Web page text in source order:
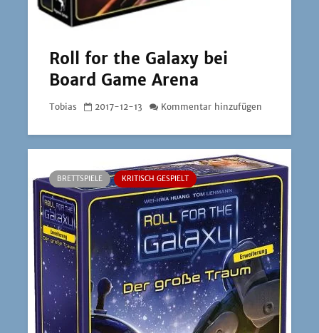
Roll for the Galaxy bei
Board Game Arena
Tobias 2017-12-13 Kommentar hinzufügen
BRETTSPIELE KRITISCH GESPIELT